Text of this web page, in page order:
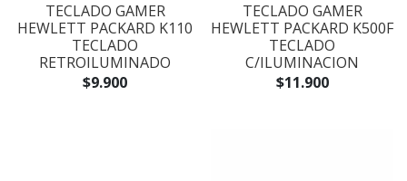
TECLADO GAMER
HEWLETT PACKARD K110
TECLADO
RETROILUMINADO
$9.900
TECLADO GAMER
HEWLETT PACKARD K500F
TECLADO
C/ILUMINACION
$11.900